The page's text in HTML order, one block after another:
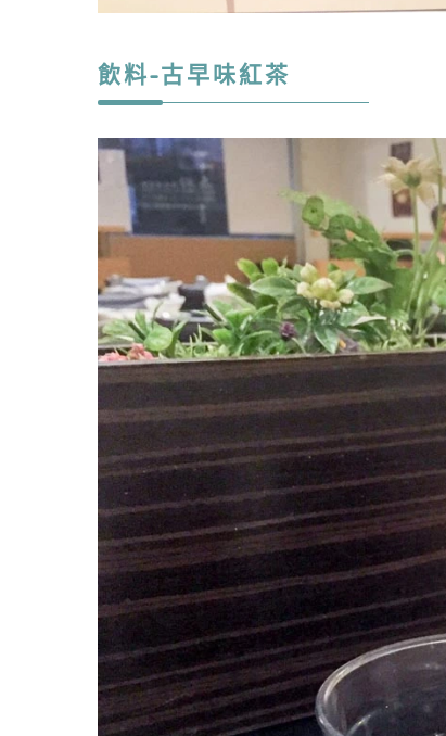
飲料-古早味紅茶